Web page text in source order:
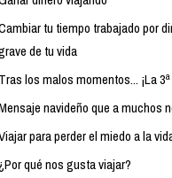
tu tiempo trabajado por
de tu vida
Tras los malos momentos... ¡La
navideño que a muchos
para perder el miedo a la
qué nos gusta viajar?